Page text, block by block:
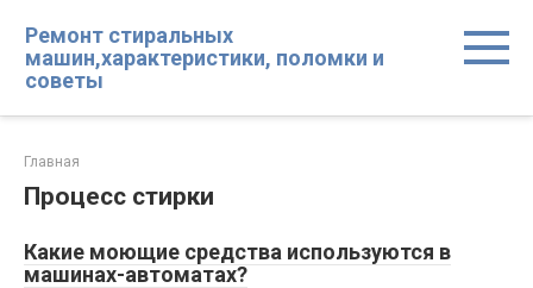
контенту
Ремонт стиральных
машин,характеристики, поломки и
советы
Главная
Процесс стирки
Какие моющие средства используются в
машинах-автоматах?